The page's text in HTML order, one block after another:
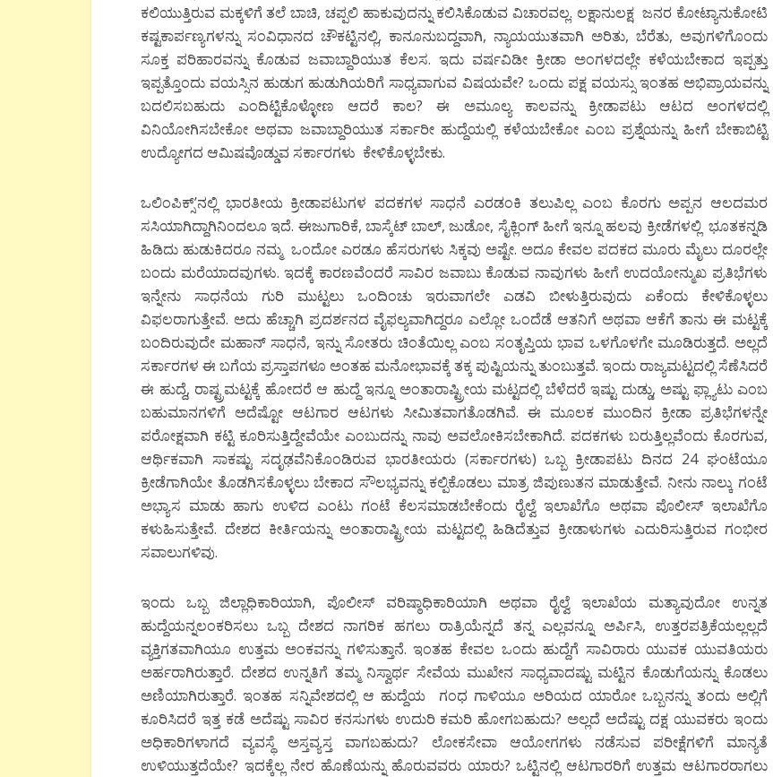
ಕಲಿಯುತ್ತಿರುವ ಮಕ್ಕಳಿಗೆ ತಲೆ ಬಾಚಿ, ಚಪ್ಪಲಿ ಹಾಕುವುದನ್ನು ಕಲಿಸಿಕೊಡುವ ವಿಚಾರವಲ್ಲ. ಲಕ್ಷಾನುಲಕ್ಷ ಜನರ ಕೋಟ್ಯಾನುಕೋಟಿ
ಕಷ್ಟಕಾರ್ಪಣ್ಯಗಳನ್ನು ಸಂವಿಧಾನದ ಚೌಕಟ್ಟಿನಲ್ಲಿ, ಕಾನೂನುಬದ್ದವಾಗಿ, ನ್ಯಾಯಯುತವಾಗಿ ಅರಿತು, ಬೆರೆತು, ಅವುಗಳಿಗೊಂದು
ಸೂಕ್ತ ಪರಿಹಾರವನ್ನು ಕೊಡುವ ಜವಾಬ್ದಾರಿಯುತ ಕೆಲಸ. ಇದು ವರ್ಷವಿಡೀ ಕ್ರೀಡಾ ಅಂಗಳದಲ್ಲೇ ಕಳೆಯಬೇಕಾದ ಇಪ್ಪತ್ತು
ಇಪ್ಪತ್ತೊಂದು ವಯಸ್ಸಿನ ಹುಡುಗ ಹುಡುಗಿಯರಿಗೆ ಸಾಧ್ಯವಾಗುವ ವಿಷಯವೇ? ಒಂದು ಪಕ್ಷ ವಯಸ್ಸು ಇಂತಹ ಅಭಿಪ್ರಾಯವನ್ನು
ಬದಲಿಸಬಹುದು ಎಂದಿಟ್ಟಿಕೊಳ್ಳೋಣ ಆದರೆ ಕಾಲ? ಈ ಅಮೂಲ್ಯ ಕಾಲವನ್ನು ಕ್ರೀಡಾಪಟು ಆಟದ ಅಂಗಳದಲ್ಲಿ
ವಿನಿಯೋಗಿಸಬೇಕೋ ಅಥವಾ ಜವಾಬ್ದಾರಿಯುತ ಸರ್ಕಾರೀ ಹುದ್ದೆಯಲ್ಲಿ ಕಳೆಯಬೇಕೋ ಎಂಬ ಪ್ರಶ್ನೆಯನ್ನು ಹೀಗೆ ಬೇಕಾಬಿಟ್ಟಿ
ಉದ್ಯೋಗದ ಆಮಿಷವೊಡ್ಡುವ ಸರ್ಕಾರಗಳು ಕೇಳಿಕೊಳ್ಳಬೇಕು.
ಒಲಿಂಪಿಕ್ಸ್’ನಲ್ಲಿ ಭಾರತೀಯ ಕ್ರೀಡಾಪಟುಗಳ ಪದಕಗಳ ಸಾಧನೆ ಎರಡಂಕಿ ತಲುಪಿಲ್ಲ ಎಂಬ ಕೊರಗು ಅಪ್ಪನ ಆಲದಮರ
ಸಸಿಯಾಗಿದ್ದಾಗಿನಿಂದಲೂ ಇದೆ. ಈಜುಗಾರಿಕೆ, ಬಾಸ್ಕೆಟ್ ಬಾಲ್, ಜುಡೋ, ಸೈಕ್ಲಿಂಗ್ ಹೀಗೆ ಇನ್ನೂ ಹಲವು ಕ್ರೀಡೆಗಳಲ್ಲಿ ಭೂತಕನ್ನಡಿ
ಹಿಡಿದು ಹುಡುಕಿದರೂ ನಮ್ಮ ಒಂದೋ ಎರಡೂ ಹೆಸರುಗಳು ಸಿಕ್ಕವು ಅಷ್ಟೇ. ಅದೂ ಕೇವಲ ಪದಕದ ಮೂರು ಮೈಲು ದೂರಲ್ಲೇ
ಬಂದು ಮರೆಯಾದವುಗಳು. ಇದಕ್ಕೆ ಕಾರಣವೆಂದರೆ ಸಾವಿರ ಜವಾಬು ಕೊಡುವ ನಾವುಗಳು ಹೀಗೆ ಉದಯೋನ್ಮುಖ ಪ್ರತಿಭೆಗಳು
ಇನ್ನೇನು ಸಾಧನೆಯ ಗುರಿ ಮುಟ್ಟಲು ಒಂದಿಂಚು ಇರುವಾಗಲೇ ಎಡವಿ ಬೀಳುತ್ತಿರುವುದು ಏಕೆಂದು ಕೇಳಿಕೊಳ್ಳಲು
ವಿಫಲರಾಗುತ್ತೇವೆ. ಅದು ಹೆಚ್ಚಾಗಿ ಪ್ರದರ್ಶನದ ವೈಫಲ್ಯವಾಗಿದ್ದರೂ ಎಲ್ಲೋ ಒಂದೆಡೆ ಆತನಿಗೆ ಅಥವಾ ಆಕೆಗೆ ತಾನು ಈ ಮಟ್ಟಕ್ಕೆ
ಬಂದಿರುವುದೇ ಮಹಾನ್ ಸಾಧನೆ, ಇನ್ನು ಸೋತರು ಚಿಂತೆಯಿಲ್ಲ ಎಂಬ ಸಂತೃಪ್ತಿಯ ಭಾವ ಒಳಗೊಳಗೇ ಮೂಡಿರುತ್ತದೆ. ಅಲ್ಲದೆ
ಸರ್ಕಾರಗಳ ಈ ಬಗೆಯ ಪ್ರಸ್ತಾಪಗಳೂ ಅಂತಹ ಮನೋಭಾವಕ್ಕೆ ತಕ್ಕ ಪುಷ್ಟಿಯನ್ನು ತುಂಬುತ್ತವೆ. ಇಂದು ರಾಜ್ಯಮಟ್ಟದಲ್ಲಿ ಸೆಣೆಸಿದರೆ
ಈ ಹುದ್ದೆ, ರಾಷ್ಟ್ರಮಟ್ಟಕ್ಕೆ ಹೋದರೆ ಆ ಹುದ್ದೆ ಇನ್ನೂ ಅಂತಾರಾಷ್ಟ್ರೀಯ ಮಟ್ಟದಲ್ಲಿ ಬೆಳೆದರೆ ಇಷ್ಟು ದುಡ್ಡು, ಅಷ್ಟು ಫ್ಲ್ಯಾಟು ಎಂಬ
ಬಹುಮಾನಗಳಿಗೆ ಅದೆಷ್ಟೋ ಆಟಗಾರ ಆಟಗಳು ಸೀಮಿತವಾಗತೊಡಗಿವೆ. ಈ ಮೂಲಕ ಮುಂದಿನ ಕ್ರೀಡಾ ಪ್ರತಿಭೆಗಳನ್ನೇ
ಪರೋಕ್ಷವಾಗಿ ಕಟ್ಟಿ ಕೂರಿಸುತ್ತಿದ್ದೇವೆಯೇ ಎಂಬುದನ್ನು ನಾವು ಅವಲೋಕಿಸಬೇಕಾಗಿದೆ. ಪದಕಗಳು ಬರುತ್ತಿಲ್ಲವೆಂದು ಕೊರಗುವ,
ಆರ್ಥಿಕವಾಗಿ ಸಾಕಷ್ಟು ಸದೃಢವೆನಿಕೊಂಡಿರುವ ಭಾರತೀಯರು (ಸರ್ಕಾರಗಳು) ಒಬ್ಬ ಕ್ರೀಡಾಪಟು ದಿನದ 24 ಘಂಟೆಯೂ
ಕ್ರೀಡೆಗಾಗಿಯೇ ತೊಡಗಿಸಕೊಳ್ಳಲು ಬೇಕಾದ ಸೌಲಭ್ಯವನ್ನು ಕಲ್ಪಿಕೊಡಲು ಮಾತ್ರ ಜಿಪುಣುತನ ಮಾಡುತ್ತೇವೆ. ನೀನು ನಾಲ್ಕು ಗಂಟೆ
ಅಭ್ಯಾಸ ಮಾಡು ಹಾಗು ಉಳಿದ ಎಂಟು ಗಂಟೆ ಕೆಲಸಮಾಡಬೇಕೆಂದು ರೈಲ್ವೆ ಇಲಾಖೆಗೊ ಅಥವಾ ಪೊಲೀಸ್ ಇಲಾಖೆಗೊ
ಕಳುಹಿಸುತ್ತೇವೆ. ದೇಶದ ಕೀರ್ತಿಯನ್ನು ಅಂತಾರಾಷ್ಟ್ರೀಯ ಮಟ್ಟದಲ್ಲಿ ಹಿಡಿದೆತ್ತುವ ಕ್ರೀಡಾಳುಗಳು ಎದುರಿಸುತ್ತಿರುವ ಗಂಭೀರ
ಸವಾಲುಗಳಿವು.
ಇಂದು ಒಬ್ಬ ಜಿಲ್ಲಾಧಿಕಾರಿಯಾಗಿ, ಪೊಲೀಸ್ ವರಿಷ್ಠಾಧಿಕಾರಿಯಾಗಿ ಅಥವಾ ರೈಲ್ವೆ ಇಲಾಖೆಯ ಮತ್ಯಾವುದೋ ಉನ್ನತ
ಹುದ್ದೆಯನ್ನಲಂಕರಿಸಲು ಒಬ್ಬ ದೇಶದ ನಾಗರಿಕ ಹಗಲು ರಾತ್ರಿಯೆನ್ನದೆ ತನ್ನ ಎಲ್ಲವನ್ನೂ ಅರ್ಪಿಸಿ, ಉತ್ತರಪತ್ರಿಕೆಯಲ್ಲಲ್ಲದೆ
ವ್ಯಕ್ತಿಗತವಾಗಿಯೂ ಉತ್ತಮ ಅಂಕವನ್ನು ಗಳಿಸುತ್ತಾನೆ. ಇಂತಹ ಕೇವಲ ಒಂದು ಹುದ್ದೆಗೆ ಸಾವಿರಾರು ಯುವಕ ಯುವತಿಯರು
ಅರ್ಹರಾಗಿರುತ್ತಾರೆ. ದೇಶದ ಉನ್ನತಿಗೆ ತಮ್ಮ ನಿಸ್ವಾರ್ಥ ಸೇವೆಯ ಮುಖೇನ ಸಾಧ್ಯವಾದಷ್ಟು ಮಟ್ಟಿನ ಕೊಡುಗೆಯನ್ನು ಕೊಡಲು
ಅಣಿಯಾಗಿರುತ್ತಾರೆ. ಇಂತಹ ಸನ್ನಿವೇಶದಲ್ಲಿ ಆ ಹುದ್ದೆಯ ಗಂಧ ಗಾಳಿಯೂ ಅರಿಯದ ಯಾರೋ ಒಬ್ಬನನ್ನು ತಂದು ಅಲ್ಲಿಗೆ
ಕೂರಿಸಿದರೆ ಇತ್ತ ಕಡೆ ಅದೆಷ್ಟು ಸಾವಿರ ಕನಸುಗಳು ಉದುರಿ ಕಮರಿ ಹೋಗಬಹುದು? ಅಲ್ಲದೆ ಅದೆಷ್ಟು ದಕ್ಷ ಯುವಕರು ಇಂದು
ಅಧಿಕಾರಿಗಳಾಗದೆ ವ್ಯವಸ್ಥೆ ಅಸ್ತವ್ಯಸ್ತ ವಾಗಬಹುದು? ಲೋಕಸೇವಾ ಆಯೋಗಗಳು ನಡೆಸುವ ಪರೀಕ್ಷೆಗಳಿಗೆ ಮಾನ್ಯತೆ
ಉಳಿಯುತ್ತದೆಯೇ? ಇದಕ್ಕೆಲ್ಲ ನೇರ ಹೊಣೆಯನ್ನು ಹೊರುವವರು ಯಾರು? ಒಟ್ಟಿನಲ್ಲಿ ಆಟಗಾರರಿಗೆ ಉತ್ತಮ ಆಟಗಾರರಾಗಲು